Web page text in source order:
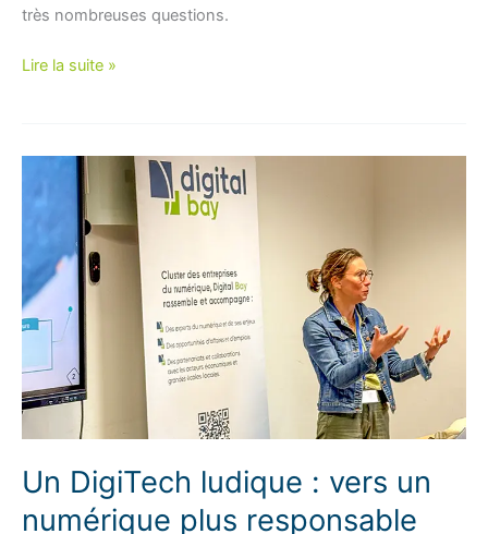
très nombreuses questions.
L’IA
régulation
des
intelligences
artificielles
Lire la suite »
Un DigiTech ludique : vers un
numérique plus responsable